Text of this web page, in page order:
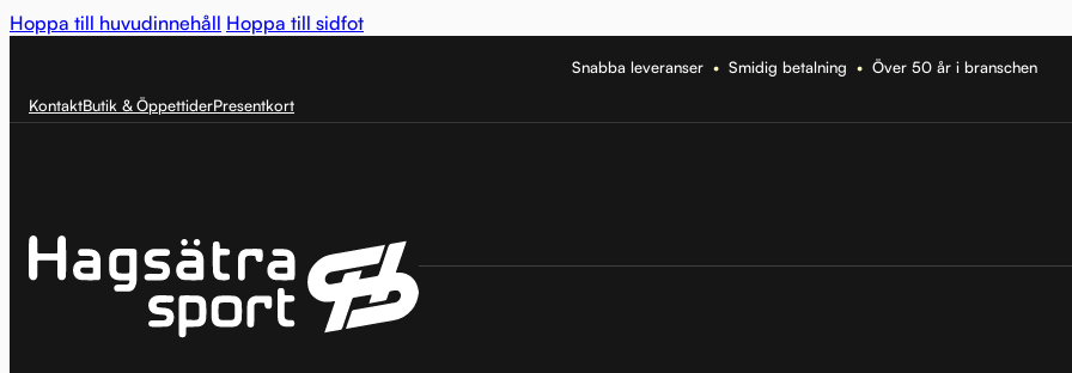
Hoppa till huvudinnehåll Hoppa till sidfot
Snabba leveranser •Smidig betalning •Över 50 år i branschen
KontaktButik & ÖppettiderPresentkort